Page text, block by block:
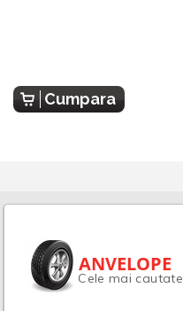
Cumpara
ANVELOPE
Cele mai cautate